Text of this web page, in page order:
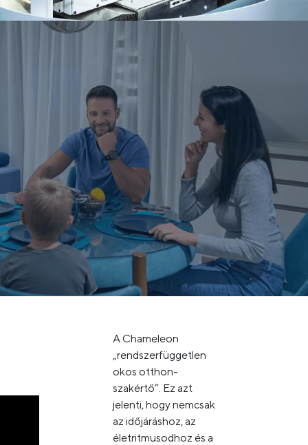
A Chameleon
„rendszerfüggetlen
okos otthon-
szakértő”. Ez azt
jelenti, hogy nemcsak
az időjáráshoz, az
életritmusodhoz és a